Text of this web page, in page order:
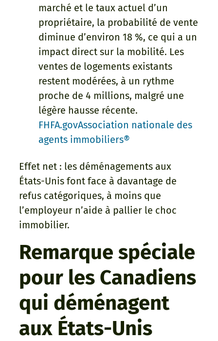
marché et le taux actuel d’un
propriétaire, la probabilité de vente
diminue d’environ 18 %, ce qui a un
impact direct sur la mobilité. Les
ventes de logements existants
restent modérées, à un rythme
proche de 4 millions, malgré une
légère hausse récente.
FHFA.govAssociation nationale des
agents immobiliers®
Effet net : les déménagements aux
États-Unis font face à davantage de
refus catégoriques, à moins que
l’employeur n’aide à pallier le choc
immobilier.
Remarque spéciale
pour les Canadiens
qui déménagent
aux États-Unis